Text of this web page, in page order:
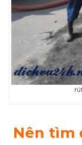
Nên tìm